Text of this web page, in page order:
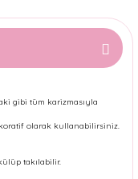
gibi tüm karizmasıyla
olarak kullanabilirsiniz.
takılabilir.